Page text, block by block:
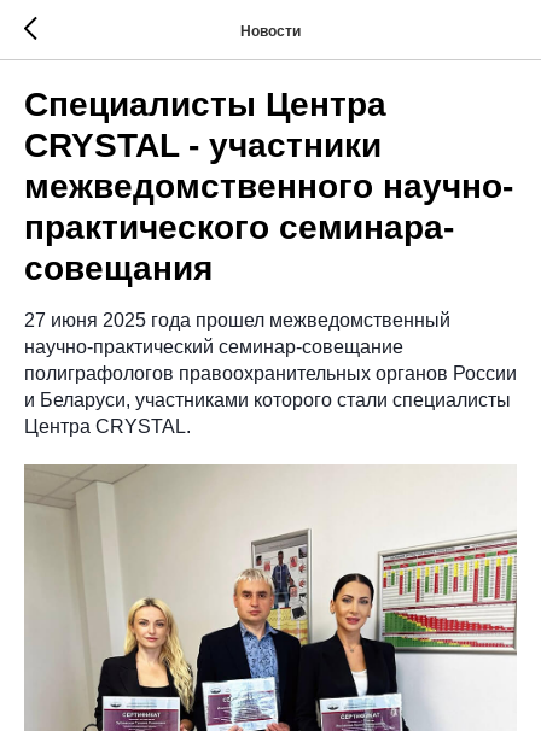
Новости
Специалисты Центра
CRYSTAL - участники
межведомственного научно-
практического семинара-
совещания
27 июня 2025 года прошел межведомственный
научно-практический семинар-совещание
полиграфологов правоохранительных органов России
и Беларуси, участниками которого стали специалисты
Центра CRYSTAL.